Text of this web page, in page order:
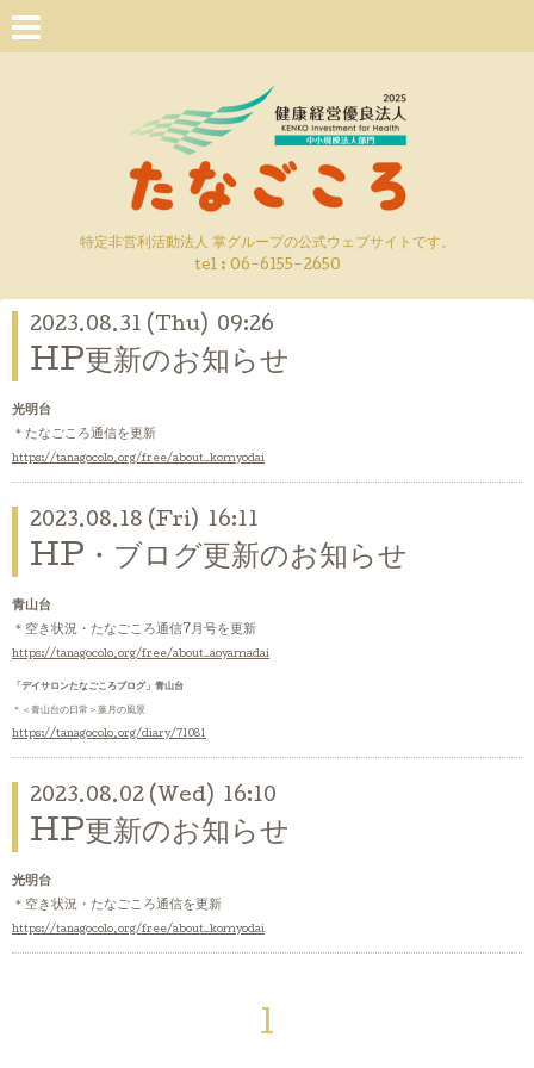
特定非営利活動法人 掌グループの公式ウェブサイトです。
tel : 06-6155-2650
2023.08.31 (Thu) 09:26
HP更新のお知らせ
光明台
＊たなごころ通信を更新
https://tanagocolo.org/free/about_komyodai
2023.08.18 (Fri) 16:11
HP・ブログ更新のお知らせ
青山台
＊空き状況・たなごころ通信7月号を更新
https://tanagocolo.org/free/about_aoyamadai
「デイサロンたなごころブログ」青山台
＊＜青山台の日常＞葉月の風景
https://tanagocolo.org/diary/71081
2023.08.02 (Wed) 16:10
HP更新のお知らせ
光明台
＊空き状況・たなごころ通信を更新
https://tanagocolo.org/free/about_komyodai
1